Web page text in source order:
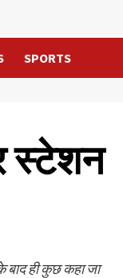
SPORTS
स्टेशन
बाद ही कुछ कहा जा